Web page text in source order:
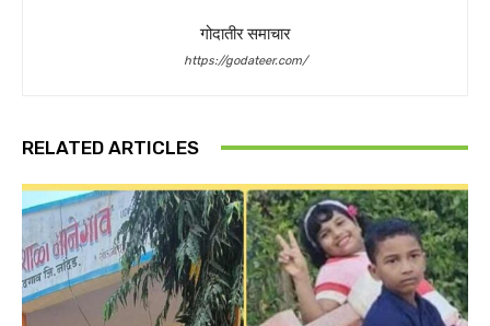
गोदातीर समाचार
https://godateer.com/
RELATED ARTICLES